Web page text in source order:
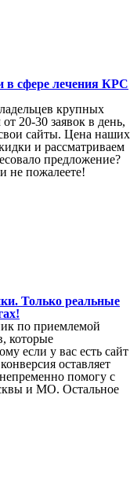
в сфере лечения КРС
крупных
20-30 заявок в день,
сайты. Цена наших
и рассматриваем
предложение?
не пожалеете!
Только реальные
по приемлемой
которые
если у вас есть сайт
оставляет
помогу с
и МО. Остальное